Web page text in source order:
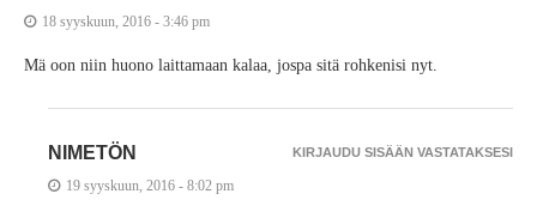
18 syyskuun, 2016 - 3:46 pm
Mä oon niin huono laittamaan kalaa, jospa sitä rohkenisi nyt.
NIMETÖN
19 syyskuun, 2016 - 8:02 pm
KIRJAUDU SISÄÄN VASTATAKSESI